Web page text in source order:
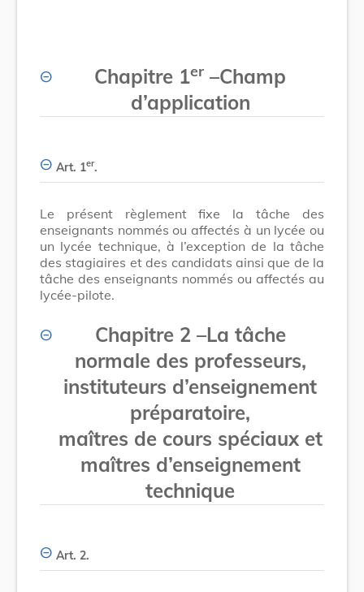
Chapitre 1er –Champ
d’application
Art. 1er.
Le présent règlement fixe la tâche des
enseignants nommés ou affectés à un lycée ou
un lycée technique, à l’exception de la tâche
des stagiaires et des candidats ainsi que de la
tâche des enseignants nommés ou affectés au
lycée-pilote.
Chapitre 2–La tâche
normale des professeurs,
instituteurs d’enseignement
préparatoire,
maîtres de cours spéciaux et
maîtres d’enseignement
technique
Art. 2.